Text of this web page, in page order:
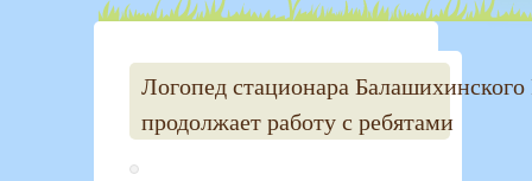
Логопед стационара
продолжает работу с ребятами